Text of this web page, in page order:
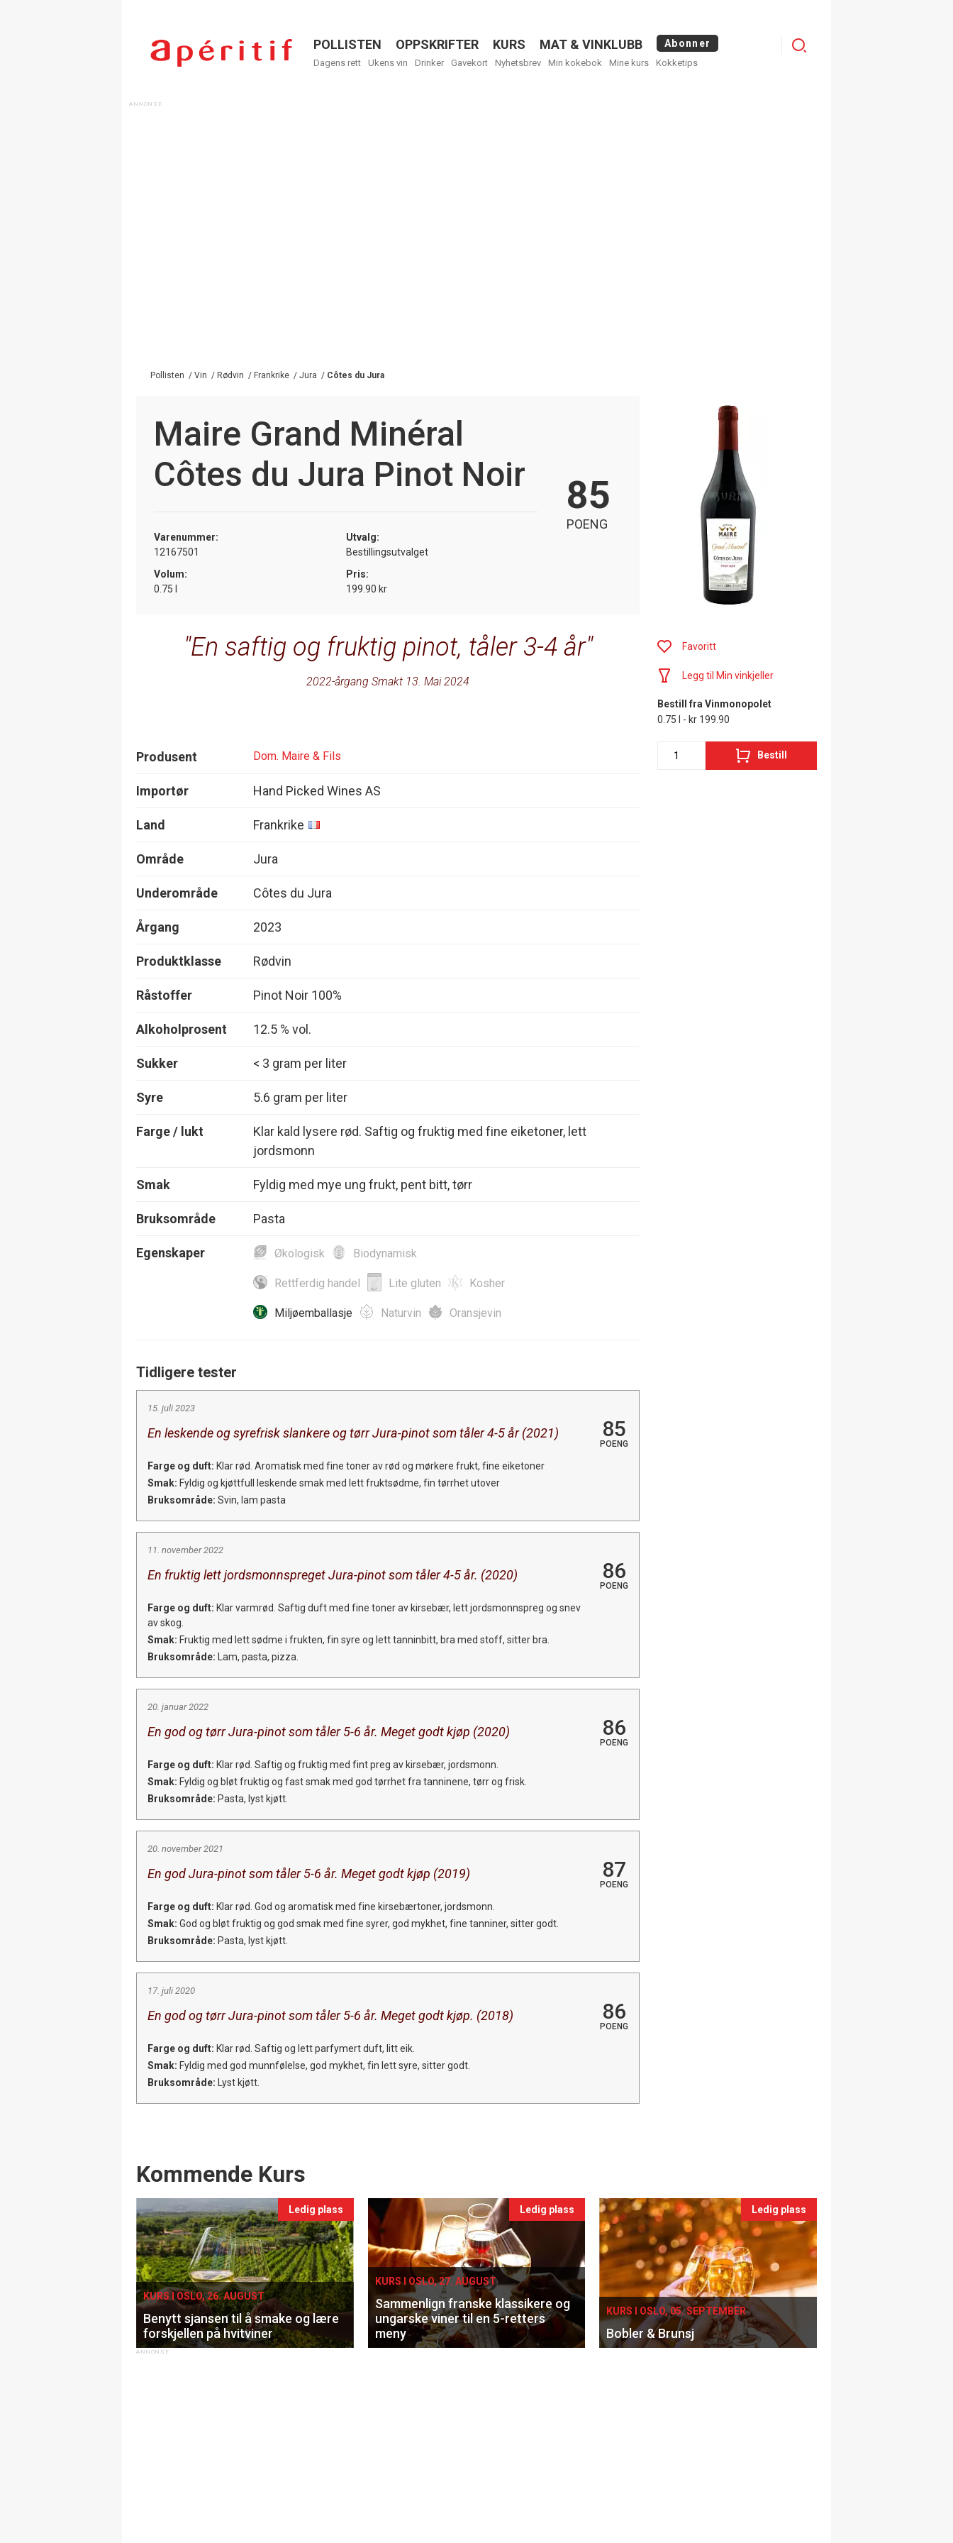
Menu
POLLISTEN OPPSKRIFTER KURS MAT & VINKLUBB Abonner
Dagens rett Ukens vin Drinker Gavekort Nyhetsbrev Min kokebok Mine kurs Kokketips
Menu
Pollisten / Vin / Rødvin / Frankrike / Jura / Côtes du Jura
Maire Grand Minéral
Côtes du Jura Pinot Noir
Varenummer:
12167501
Utvalg:
Bestillingsutvalget
Volum:
0.75 l
Pris:
199.90 kr
85
POENG
En saftig og fruktig pinot, tåler 3-4 år
2022-årgang Smakt 13. Mai 2024
Produsent Dom. Maire & Fils
Importør Hand Picked Wines AS
Land Frankrike
Område Jura
Underområde Côtes du Jura
Årgang 2023
Produktklasse Rødvin
Råstoffer Pinot Noir 100%
Alkoholprosent 12.5 % vol.
Sukker < 3 gram per liter
Syre 5.6 gram per liter
Farge / lukt
Klar kald lysere rød. Saftig og fruktig med fine eiketoner, lett
jordsmonn
Smak Fyldig med mye ung frukt, pent bitt, tørr
Bruksområde Pasta
Egenskaper Økologisk Biodynamisk
Rettferdig handel Lite gluten Kosher
Miljøemballasje Naturvin Oransjevin
Tidligere tester
15. juli 2023
En leskende og syrefrisk slankere og tørr Jura-pinot som tåler 4-5 år (2021) 85
POENG
Farge og duft: Klar rød. Aromatisk med fine toner av rød og mørkere frukt, fine eiketoner
Smak: Fyldig og kjøttfull leskende smak med lett fruktsødme, fin tørrhet utover
Bruksområde: Svin, lam pasta
11. november 2022
En fruktig lett jordsmonnspreget Jura-pinot som tåler 4-5 år. (2020) 86
POENG
Farge og duft: Klar varmrød. Saftig duft med fine toner av kirsebær, lett jordsmonnspreg og snev
av skog.
Smak: Fruktig med lett sødme i frukten, fin syre og lett tanninbitt, bra med stoff, sitter bra.
Bruksområde: Lam, pasta, pizza.
20. januar 2022
En god og tørr Jura-pinot som tåler 5-6 år. Meget godt kjøp (2020) 86
POENG
Farge og duft: Klar rød. Saftig og fruktig med fint preg av kirsebær, jordsmonn.
Smak: Fyldig og bløt fruktig og fast smak med god tørrhet fra tanninene, tørr og frisk.
Bruksområde: Pasta, lyst kjøtt.
20. november 2021
En god Jura-pinot som tåler 5-6 år. Meget godt kjøp (2019) 87
POENG
Farge og duft: Klar rød. God og aromatisk med fine kirsebærtoner, jordsmonn.
Smak: God og bløt fruktig og god smak med fine syrer, god mykhet, fine tanniner, sitter godt.
Bruksområde: Pasta, lyst kjøtt.
17. juli 2020
En god og tørr Jura-pinot som tåler 5-6 år. Meget godt kjøp. (2018) 86
POENG
Farge og duft: Klar rød. Saftig og lett parfymert duft, litt eik.
Smak: Fyldig med god munnfølelse, god mykhet, fin lett syre, sitter godt.
Bruksområde: Lyst kjøtt.
Favoritt
Legg til Min vinkjeller
Bestill fra Vinmonopolet
0.75 l - kr 199.90
Bestill
Events
Kommende Kurs
Ledig plass
KURS I OSLO, 26. AUGUST
Benytt sjansen til å smake og lære
forskjellen på hvitviner
Ledig plass
KURS I OSLO, 27. AUGUST
Sammenlign franske klassikere og
ungarske viner til en 5-retters
meny
Ledig plass
KURS I OSLO, 05. SEPTEMBER
Bobler & Brunsj